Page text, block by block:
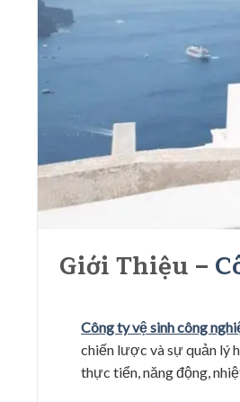
Giới Thiệu –
Công ty vệ sinh công
chiến lược và sự quản lý
thực tiển, năng động,